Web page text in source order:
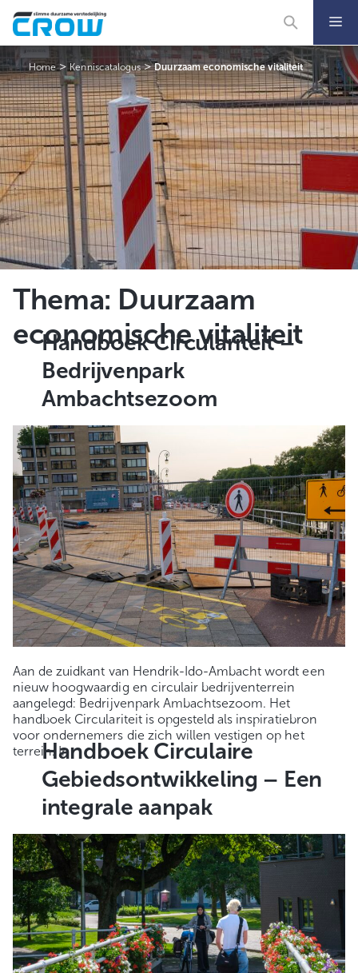
naar
de
inhoud
Home>Kenniscatalogus>Duurzaam economische vitaliteit
Thema: Duurzaam
economische vitaliteit
Handboek Circulariteit –
Bedrijvenpark
Ambachtsezoom
Aan de zuidkant van Hendrik-Ido-Ambacht wordt een
nieuw hoogwaardig en circulair bedrijventerrein
aangelegd: Bedrijvenpark Ambachtsezoom. Het
handboek Circulariteit is opgesteld als inspiratiebron
voor ondernemers die zich willen vestigen op het
terrein. InHandboek Circulaire
Gebiedsontwikkeling – Een
integrale aanpak